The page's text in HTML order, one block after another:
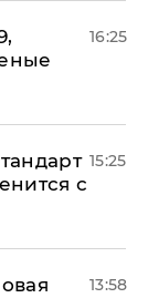
16:25
с
15:25
13:58